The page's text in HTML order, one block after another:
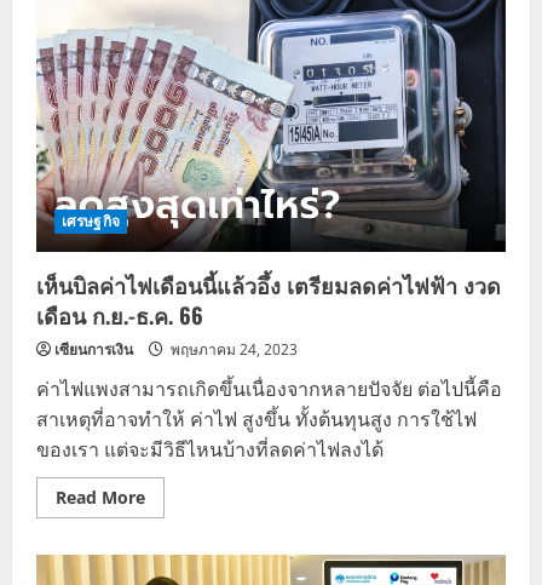
1
กิโลกรัม
ที่
ไบร์ท
นร
ภัทร
ซื้อ
ให้
แม่
เศรษฐกิจ
เห็นบิลค่าไฟเดือนนี้แล้วอึ้ง เตรียมลดค่าไฟฟ้า งวด
เดือน ก.ย.-ธ.ค. 66
เซียนการเงิน พฤษภาคม 24, 2023
ค่าไฟแพงสามารถเกิดขึ้นเนื่องจากหลายปัจจัย ต่อไปนี้คือ
สาเหตุที่อาจทำให้ ค่าไฟ สูงขึ้น ทั้งต้นทุนสูง การใช้ไฟ
ของเรา แต่จะมีวิธีไหนบ้างที่ลดค่าไฟลงได้
Read MoreRead
more
บิล